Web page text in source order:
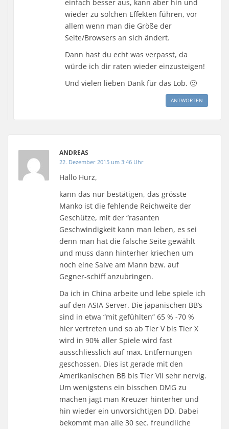
n
e
t
)
einfach besser aus, kann aber hin und
wieder zu solchen Effekten führen, vor
allem wenn man die Größe der
Seite/Browsers an sich ändert.
Dann hast du echt was verpasst, da
würde ich dir raten wieder einzusteigen!
Und vielen lieben Dank für das Lob. 🙂
ANTWORTEN
ANDREAS
22. Dezember 2015 um 3:46 Uhr
Hallo Hurz,
kann das nur bestätigen, das grösste
Manko ist die fehlende Reichweite der
Geschütze, mit der “rasanten
Geschwindigkeit kann man leben, es sei
denn man hat die falsche Seite gewählt
und muss dann hinterher kriechen um
noch eine Salve am Mann bzw. auf
Gegner-schiff anzubringen.
Da ich in China arbeite und lebe spiele ich
auf den ASIA Server. Die japanischen BB’s
sind in etwa “mit gefühlten” 65 % -70 %
hier vertreten und so ab Tier V bis Tier X
wird in 90% aller Spiele wird fast
ausschliesslich auf max. Entfernungen
geschossen. Dies ist gerade mit den
Amerikanischen BB bis Tier VII sehr nervig.
Um wenigstens ein bisschen DMG zu
machen jagt man Kreuzer hinterher und
hin wieder ein unvorsichtigen DD, Dabei
bekommt man alle 30 sec. freundliche